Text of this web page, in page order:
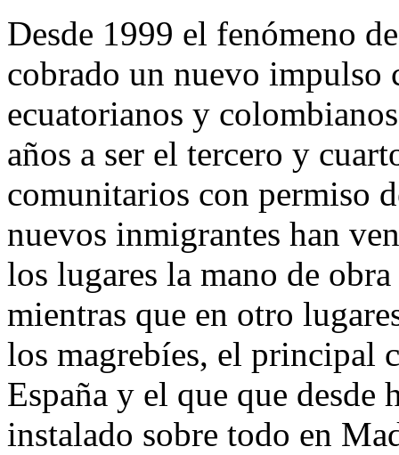
Desde 1999 el fenómeno
cobrado un nuevo impulso
ecuatorianos y
años a ser el tercero y
comunitarios con permiso
nuevos inmigrantes han
los lugares la mano de
mientras que en otro
los magrebíes, el principal
España y el que que desde
instalado sobre todo en